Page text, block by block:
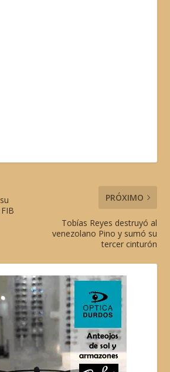
PRÓXIMO
Tobías Reyes destruyó al
venezolano Pino y sumó su
tercer cinturón